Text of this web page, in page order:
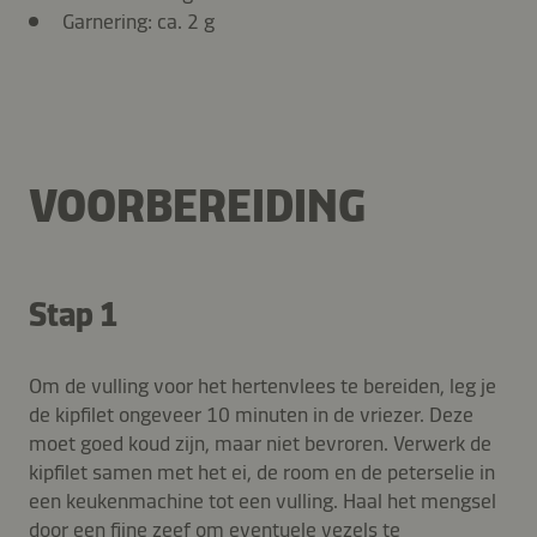
Garnering: ca. 2 g
VOORBEREIDING
Stap 1
Om de vulling voor het hertenvlees te bereiden, leg je
de kipfilet ongeveer 10 minuten in de vriezer. Deze
moet goed koud zijn, maar niet bevroren. Verwerk de
kipfilet samen met het ei, de room en de peterselie in
een keukenmachine tot een vulling. Haal het mengsel
door een fijne zeef om eventuele vezels te